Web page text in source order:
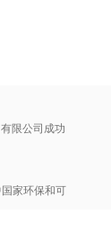
限公司成功
家环保和可